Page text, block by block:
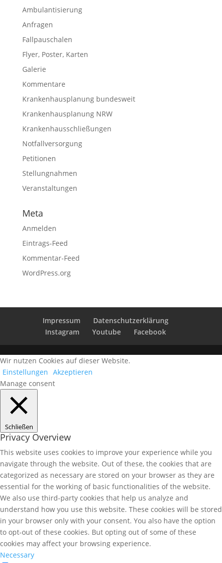
Ambulantisierung
Anfragen
Fallpauschalen
Flyer, Poster, Karten
Galerie
Kommentare
Krankenhausplanung bundesweit
Krankenhausplanung NRW
Krankenhausschließungen
Notfallversorgung
Petitionen
Stellungnahmen
Veranstaltungen
Meta
Anmelden
Eintrags-Feed
Kommentar-Feed
WordPress.org
Impressum
Datenschutzerklärung
Instagram
Youtube Facebook
Wir nutzen Cookies auf dieser Website.
Einstellungen Akzeptieren
Manage consent
Schließen
Privacy Overview
This website uses cookies to improve your experience while you
navigate through the website. Out of these, the cookies that are
categorized as necessary are stored on your browser as they are
essential for the working of basic functionalities of the website.
We also use third-party cookies that help us analyze and
understand how you use this website. These cookies will be stored
in your browser only with your consent. You also have the option
to opt-out of these cookies. But opting out of some of these
cookies may affect your browsing experience.
Necessary